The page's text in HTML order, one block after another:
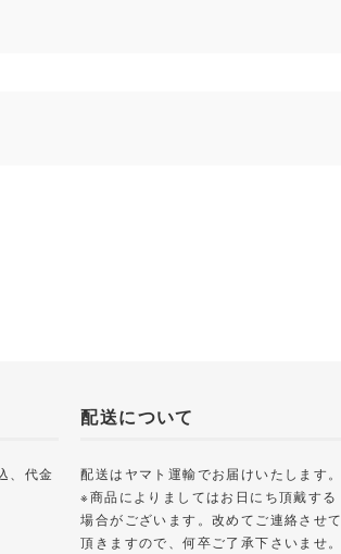
、代金
配送について
配送はヤマト運輸でお届けいたします。
※商品によりましてはお日にち頂戴する
場合がございます。改めてご連絡させて
頂きますので、何卒ご了承下さいませ。